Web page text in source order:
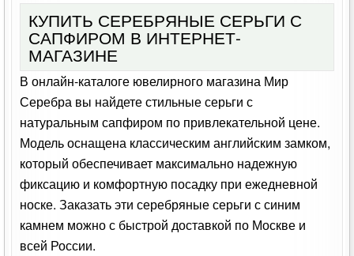
КУПИТЬ СЕРЕБРЯНЫЕ СЕРЬГИ С
САПФИРОМ В ИНТЕРНЕТ-
МАГАЗИНЕ
В онлайн-каталоге ювелирного магазина Мир
Серебра вы найдете стильные серьги с
натуральным сапфиром по привлекательной цене.
Модель оснащена классическим английским замком,
который обеспечивает максимально надежную
фиксацию и комфортную посадку при ежедневной
носке. Заказать эти серебряные серьги с синим
камнем можно с быстрой доставкой по Москве и
всей России.